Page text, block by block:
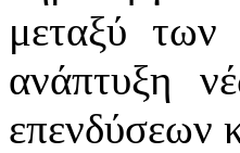
μεταξύ
ανάπτυξη
επενδύσεων